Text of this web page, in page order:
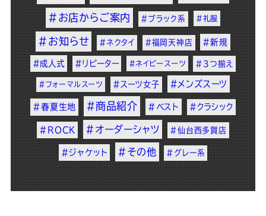
#お店からご案内 #ブラック系 #礼服
#お知らせ #ネクタイ #福岡天神店 #新規
#成人式 #リピーター #ネイビースーツ #3つ揃え
#フォーマルスーツ #スーツ女子 #メンズスーツ
#春夏生地 #商品紹介 #ベスト #クラシック
#ROCK #オーダーシャツ #仙台西多賀店
#ジャケット #その他 #グレー系